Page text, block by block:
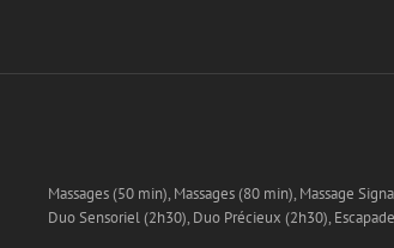
Massages (50 min), Massages (80 min), Massage
Duo Sensoriel (2h30), Duo Précieux (2h30),